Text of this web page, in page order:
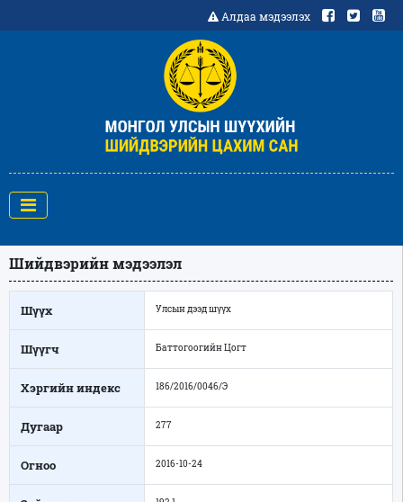
Алдаа мэдээлэх
Шийдвэрийн мэдээлэл
Шүүх Улсын дээд шүүх
Шүүгч Баттогоогийн Цогт
Хэргийн индекс 186/2016/0046/Э
Дугаар 277
Огноо 2016-10-24